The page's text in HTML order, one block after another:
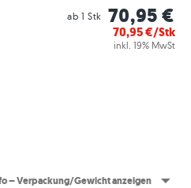
ab 1 Stk 70,95 €
70,95€/Stk
inkl. 19% MwSt
– Verpackung/Gewicht anzeigen